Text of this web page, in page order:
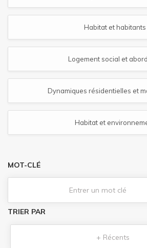
Habitat et habitants
Logement social et
Dynamiques résidentielles et
Habitat et
MOT-CLÉ
TRIER PAR